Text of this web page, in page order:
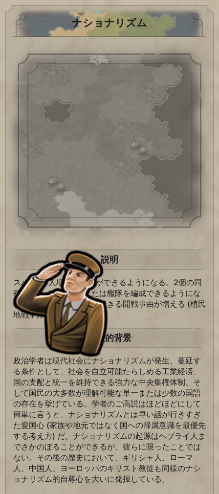
ナショナリズム
説明
スパイを1人増やすことができるようになる。2個の同
種のユニットで軍団または艦隊を編成できるようにな
る。戦争の正当化に使用できる開戦事由が増える (植民
地戦争)。
歴史的背景
政治学者は現代社会にナショナリズムが発生、蔓延す
る条件として、社会を自立可能たらしめる工業経済、
国の支配と統一を維持できる強力な中央集権体制、そ
して国民の大多数が理解可能な単一または少数の国語
の存在を挙げている。学者のご高説はほどほどにして
簡単に言うと、ナショナリズムとは早い話が行きすぎ
た愛国心 (家族や地元ではなく国への帰属意識を最優先
する考え方) だ。ナショナリズムの起源はヘブライ人ま
でさかのぼることができるが、彼らに限ったことでは
ない。その後の歴史において、ギリシャ人、ローマ
人、中国人、ヨーロッパのキリスト教徒も同様のナシ
ョナリズム的自尊心を大いに発揮している。